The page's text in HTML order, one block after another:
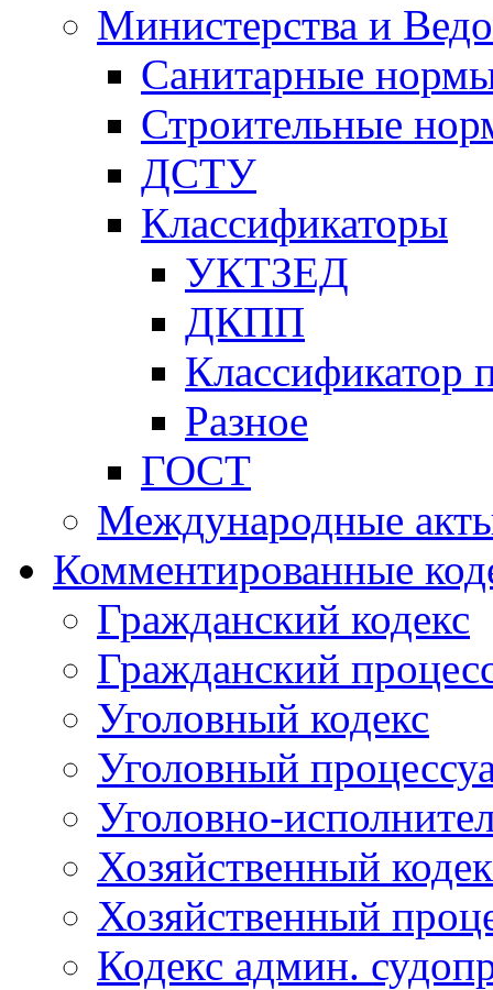
Министерства и
Санитарные
Строительные
ДСТУ
Классификаторы
УКТЗЕД
ДКПП
Классификатор
Разное
ГОСТ
Международные
Комментированные
Гражданский кодекс
Гражданский
Уголовный кодекс
Уголовный
Уголовно-
Хозяйственный
Хозяйственный
Кодекс админ.